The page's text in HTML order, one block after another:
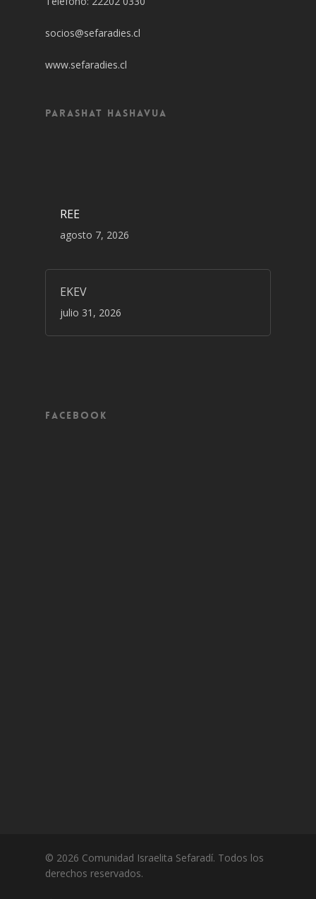
socios@sefaradies.cl
www.sefaradies.cl
Parashat Hashavua
REE
agosto 7, 2026
EKEV
julio 31, 2026
Facebook
© 2026 Comunidad Israelita Sefaradí. Todos los
derechos reservados.